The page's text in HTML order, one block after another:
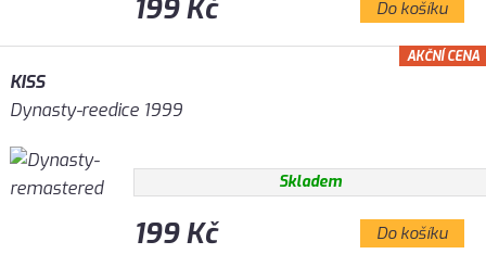
199 Kč Do košíku
KISS
Dynasty-reedice 1999
Skladem
199 Kč Do košíku
AKČNÍ CENA